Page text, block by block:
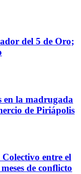
del 5 de Oro;
en la madrugada
de Piriápolis
entre el
de conflicto